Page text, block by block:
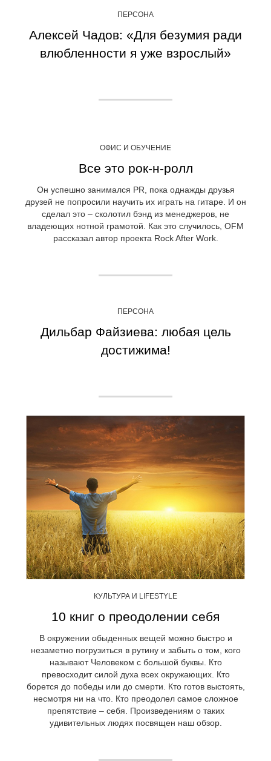
ПЕРСОНА
Алексей Чадов: «Для безумия ради
влюбленности я уже взрослый»
ОФИС И ОБУЧЕНИЕ
Все это рок-н-ролл
Он успешно занимался PR, пока однажды друзья
друзей не попросили научить их играть на гитаре. И он
сделал это – сколотил бэнд из менеджеров, не
владеющих нотной грамотой. Как это случилось, OFM
рассказал автор проекта Rock After Work.
ПЕРСОНА
Дильбар Файзиева: любая цель
достижима!
КУЛЬТУРА И LIFESTYLE
10 книг о преодолении себя
В окружении обыденных вещей можно быстро и
незаметно погрузиться в рутину и забыть о том, кого
называют Человеком с большой буквы. Кто
превосходит силой духа всех окружающих. Кто
борется до победы или до смерти. Кто готов выстоять,
несмотря ни на что. Кто преодолел самое сложное
препятствие – себя. Произведениям о таких
удивительных людях посвящен наш обзор.